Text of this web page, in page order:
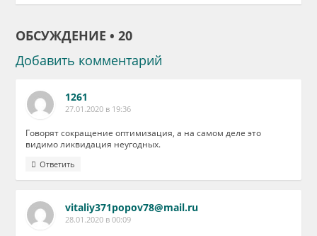
ОБСУЖДЕНИЕ • 20
Добавить комментарий
1261
27.01.2020 в 19:36
Говорят сокращение оптимизация, а на самом деле это
видимо ликвидация неугодных.
Ответить
vitaliy371popov78@mail.ru
28.01.2020 в 00:09